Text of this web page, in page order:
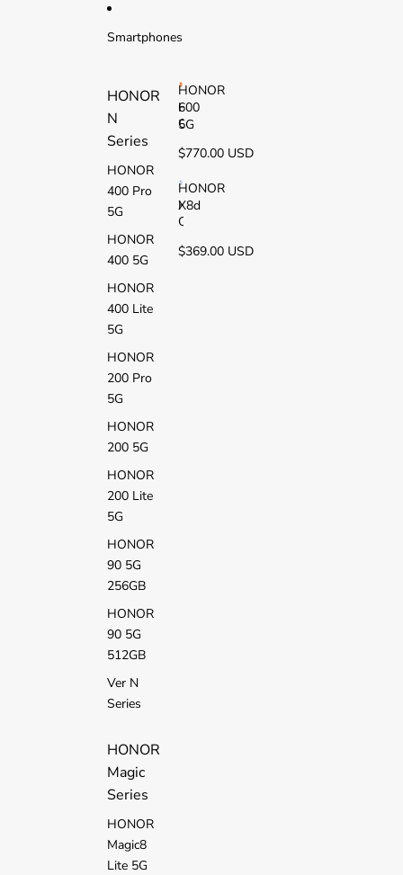
Smartphones
HONOR
N
Series
HONOR
400 Pro
5G
HONOR
400 5G
HONOR
400 Lite
5G
HONOR
200 Pro
5G
HONOR
200 5G
HONOR
200 Lite
5G
HONOR
90 5G
256GB
HONOR
90 5G
512GB
Ver N
Series
HONOR
Magic
Series
HONOR
Magic8
Lite 5G
HONOR
600
5G
H
O
O
6
0
0
G
$770.00 USD
HONOR
X8d
H
O
O
$369.00 USD